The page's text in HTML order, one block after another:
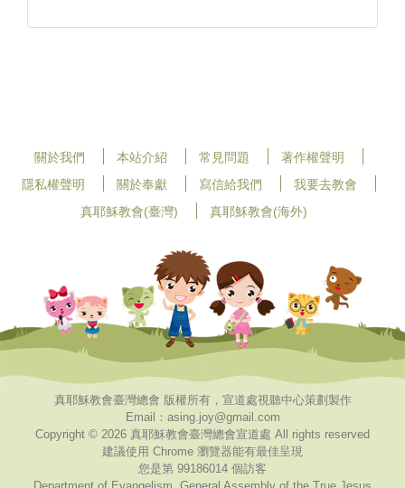
關於我們 本站介紹 常見問題
著作權聲明
隱私權聲明
關於奉獻 寫信給我們
我要去教會
真耶穌教會(臺灣)
真耶穌教會(海外)
真耶穌教會臺灣總會 版權所有，宣道處視聽中心策劃製作
Email：asing.joy@gmail.com
Copyright © 2026 真耶穌教會臺灣總會宣道處 All rights reserved
建議使用 Chrome 瀏覽器能有最佳呈現
您是第 99186014 個訪客